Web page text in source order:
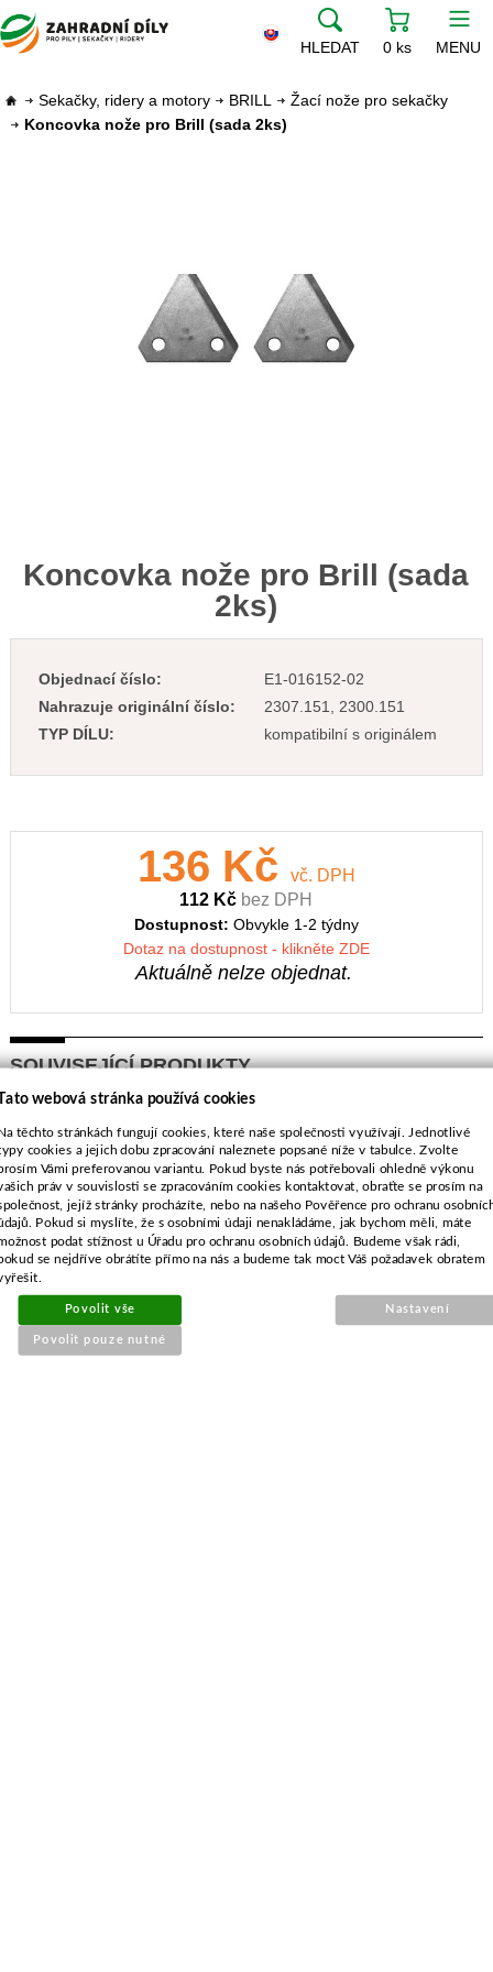
HLEDAT 0 ks MENU
Sekačky, ridery a motory BRILL
Žací nože pro sekačky
Koncovka nože pro Brill (sada 2ks)
Koncovka nože pro Brill (sada
2ks)
Objednací číslo:
E1-016152-02
Nahrazuje originální číslo:
2307.151, 2300.151
TYP DÍLU:
kompatibilní s originálem
136 Kč
vč. DPH
112 Kč bez DPH
Dostupnost: Obvykle 1-2 týdny
Dotaz na dostupnost - klikněte ZDE
Aktuálně nelze objednat.
SOUVISEJÍCÍ PRODUKTY
Opravárenská sada lepení pro
kola
webová stránka používá cookies
těchto stránkách fungují cookies, které naše společnosti využívají. Jednotlivé
cookies a jejich dobu zpracování naleznete popsané níže v tabulce. Zvolte
Vámi preferovanou variantu. Pokud byste nás potřebovali ohledně výkonu
práv v souvislosti se zpracováním cookies kontaktovat, obraťte se prosím na
jejíž stránky procházíte, nebo na našeho Pověřence pro ochranu
Pokud si myslíte, že s osobními údaji nenakládáme, jak bychom měli, máte
podat stížnost u Úřadu pro ochranu osobních údajů. Budeme však rádi,
se nejdříve obrátíte přímo na nás a budeme tak moct Váš požadavek obratem
Povolit vše
Povolit pouze nutné
Nastavení